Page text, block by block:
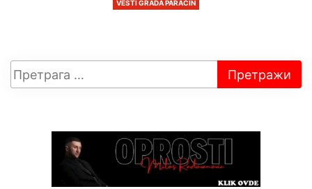
VESTI GRADA PARAĆIN